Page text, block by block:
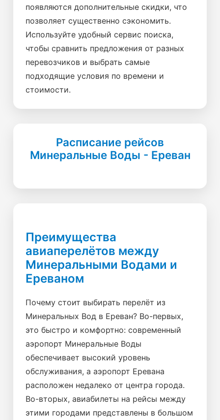
появляются дополнительные скидки, что
позволяет существенно сэкономить.
Используйте удобный сервис поиска,
чтобы сравнить предложения от разных
перевозчиков и выбрать самые
подходящие условия по времени и
стоимости.
Расписание рейсов
Минеральные Воды - Ереван
Преимущества
авиаперелётов между
Минеральными Водами и
Ереваном
Почему стоит выбирать перелёт из
Минеральных Вод в Ереван? Во-первых,
это быстро и комфортно: современный
аэропорт Минеральные Воды
обеспечивает высокий уровень
обслуживания, а аэропорт Еревана
расположен недалеко от центра города.
Во-вторых, авиабилеты на рейсы между
этими городами представлены в большом